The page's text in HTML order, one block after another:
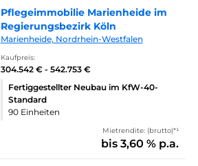
Pflegeimmobilie Marienheide im
Regierungsbezirk Köln
Marienheide, Nordrhein-Westfalen
Kaufpreis:
304.542 € - 542.753 €
Fertiggestellter Neubau im KfW-40-
Standard
90 Einheiten
Mietrendite: (brutto)*¹
bis 3,60 % p.a.